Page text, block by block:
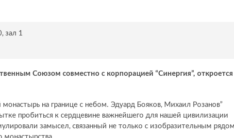
зал 1
Союзом совместно с корпорацией “Синергия”, откроется
на границе с небом. Эдуард Бояков, Михаил Розанов”
пробиться к сердцевине важнейшего для нашей цивилизации
замысел, связанный не только с изобразительным